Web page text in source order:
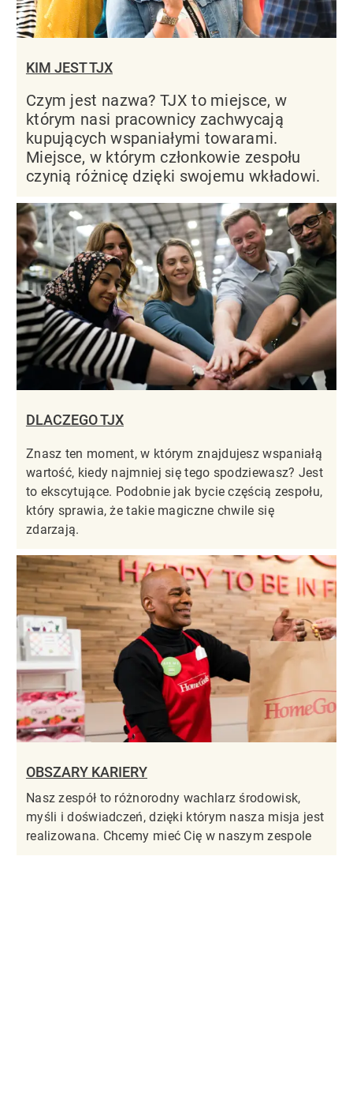
KIM JEST TJX
Czym jest nazwa? TJX to miejsce, w
którym nasi pracownicy zachwycają
kupujących wspaniałymi towarami.
Miejsce, w którym członkowie zespołu
czynią różnicę dzięki swojemu wkładowi.
DLACZEGO TJX
Znasz ten moment, w którym znajdujesz wspaniałą
wartość, kiedy najmniej się tego spodziewasz? Jest
to ekscytujące. Podobnie jak bycie częścią zespołu,
który sprawia, że takie magiczne chwile się
zdarzają.
OBSZARY KARIERY
Nasz zespół to różnorodny wachlarz środowisk,
myśli i doświadczeń, dzięki którym nasza misja jest
realizowana. Chcemy mieć Cię w naszym zespole